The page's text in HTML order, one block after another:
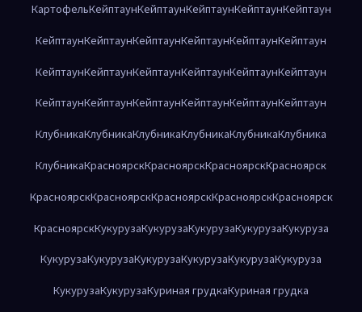
КартофельКейптаунКейптаунКейптаунКейптаунКейптаун
КейптаунКейптаунКейптаунКейптаунКейптаунКейптаун
КейптаунКейптаунКейптаунКейптаунКейптаунКейптаун
КейптаунКейптаунКейптаунКейптаунКейптаунКейптаун
КлубникаКлубникаКлубникаКлубникаКлубникаКлубника
КлубникаКрасноярскКрасноярскКрасноярскКрасноярск
КрасноярскКрасноярскКрасноярскКрасноярскКрасноярск
КрасноярскКукурузаКукурузаКукурузаКукурузаКукуруза
КукурузаКукурузаКукурузаКукурузаКукурузаКукуруза
КукурузаКукурузаКуриная грудкаКуриная грудка